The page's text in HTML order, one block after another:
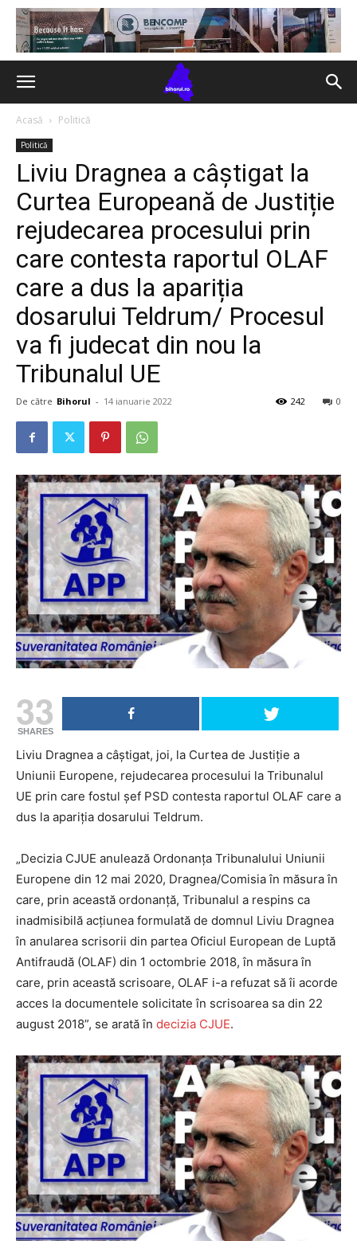
Acasă Politică
Politică
Liviu Dragnea a câștigat la
Curtea Europeană de Justiție
rejudecarea procesului prin
care contesta raportul OLAF
care a dus la apariția
dosarului Teldrum/ Procesul
va fi judecat din nou la
Tribunalul UE
De către Bihorul - 14 ianuarie 2022 0
242
33
SHARES
Liviu Dragnea a câștigat, joi, la Curtea de Justiție a
Uniunii Europene, rejudecarea procesului la Tribunalul
UE prin care fostul șef PSD contesta raportul OLAF care a
dus la apariția dosarului Teldrum.
„Decizia CJUE anulează Ordonanța Tribunalului Uniunii
Europene din 12 mai 2020, Dragnea/Comisia în măsura în
care, prin această ordonanță, Tribunalul a respins ca
inadmisibilă acțiunea formulată de domnul Liviu Dragnea
în anularea scrisorii din partea Oficiul European de Luptă
Antifraudă (OLAF) din 1 octombrie 2018, în măsura în
care, prin această scrisoare, OLAF i-a refuzat să îi acorde
acces la documentele solicitate în scrisoarea sa din 22
august 2018”, se arată în decizia CJUE.